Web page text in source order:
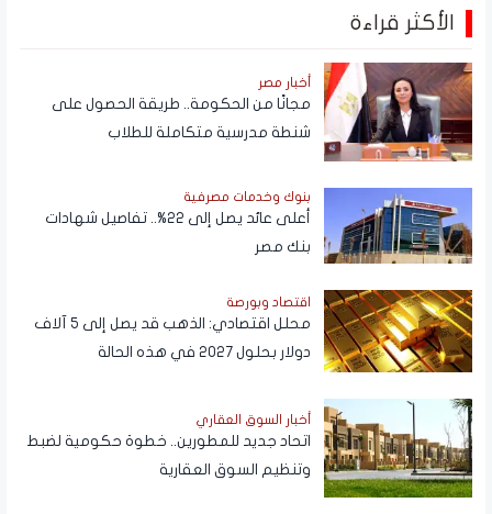
الأكثر قراءة
أخبار مصر
مجانًا من الحكومة.. طريقة الحصول على
شنطة مدرسية متكاملة للطلاب
بنوك وخدمات مصرفية
أعلى عائد يصل إلى 22%.. تفاصيل شهادات
بنك مصر
اقتصاد وبورصة
محلل اقتصادي: الذهب قد يصل إلى 5 آلاف
دولار بحلول 2027 في هذه الحالة
أخبار السوق العقاري
اتحاد جديد للمطورين.. خطوة حكومية لضبط
وتنظيم السوق العقارية